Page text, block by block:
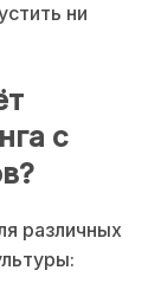
ни
с
различных